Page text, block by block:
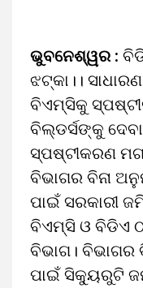
ଭୁବନେଶ୍ୱର :
ଝଟ୍‌କା।।
ବିଏମ୍‌ସିକୁ
ବିଲ୍ଡର୍ସଙ୍କୁ
ସ୍ପଷ୍ଟୀକରଣ
ବିଭାଗର ବିନା
ପାଇଁ ସରକାରୀ
ବିଏମ୍‌ସି ଓ ବିଡିଏ
ବିଭାଗ। ବିଭାଗର
ପାଇଁ ସିକ୍ୟୁରୁଟି